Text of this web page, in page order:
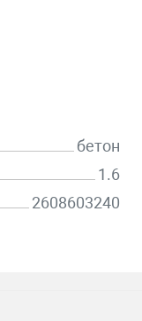
бетон
1.6
2608603240